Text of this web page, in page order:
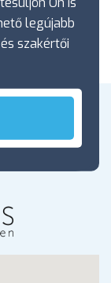
legújabb
szakértői